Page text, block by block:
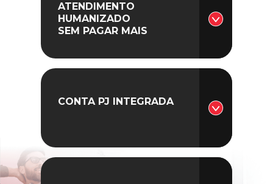
ATENDIMENTO
HUMANIZADO
SEM PAGAR MAIS
CONTA PJ INTEGRADA